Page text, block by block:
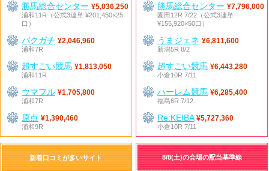
勝馬総合センター ¥5,036,250
浦和11R（公式3連単 ¥201,450×25
口）
バクガチ ¥2,046,960
浦和7R
超すごい競馬 ¥1,813,050
浦和11R
ウマフル ¥1,705,800
浦和7R
原点 ¥1,390,460
浦和9R
勝馬総合センター ¥7,796,000
園田12R 7/22（公式3連単
¥155,920×50口）
うまジェネ ¥6,811,600
新潟5R 8/2
超すごい競馬 ¥6,443,280
小倉10R 7/11
ハーレム競馬 ¥6,285,400
福島6R 7/12
Re:KEIBA ¥5,727,360
小倉10R 7/11
新着口コミが多いサイト 8/8(土)の会場の配当基準線